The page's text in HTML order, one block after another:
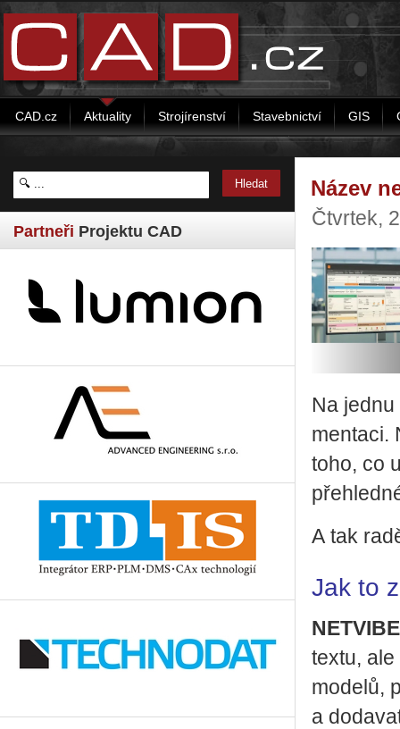
CAD.cz Aktuality Strojírenství Stavebnictví GIS
Partneři Projektu CAD
Název
Čtvrtek,
Na
men­ta­ci.
toho, co
A tak
Jak to
textu,
mo­de­lů,
a